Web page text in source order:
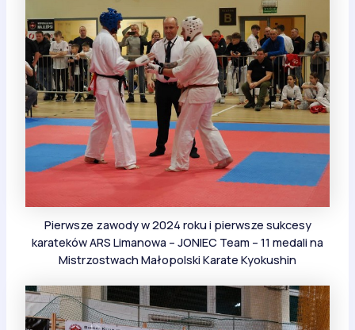
Pierwsze zawody w 2024 roku i pierwsze sukcesy
karateków ARS Limanowa – JONIEC Team – 11 medali na
Mistrzostwach Małopolski Karate Kyokushin